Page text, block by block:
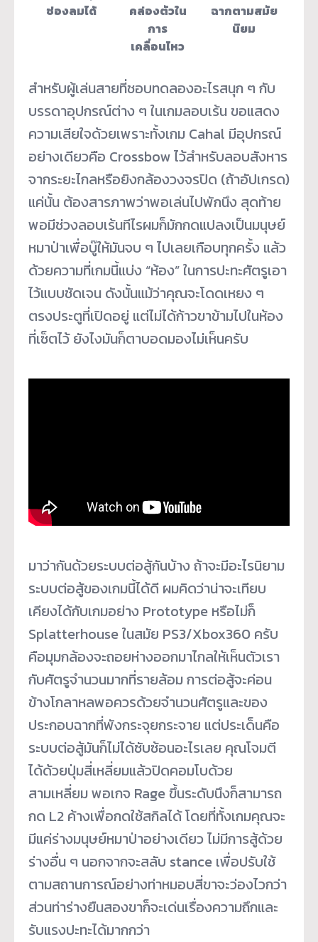
ช่องลมได้
คล่องตัวใน
การ
เคลื่อนไหว
ฉากตามสมัย
นิยม
สำหรับผู้เล่นสายที่ชอบทดลองอะไรสนุก ๆ กับ
บรรดาอุปกรณ์ต่าง ๆ ในเกมลอบเร้น ขอแสดง
ความเสียใจด้วยเพราะทั้งเกม Cahal มีอุปกรณ์
อย่างเดียวคือ Crossbow ไว้สำหรับลอบสังหาร
จากระยะไกลหรือยิงกล้องวงจรปิด (ถ้าอัปเกรด)
แค่นั้น ต้องสารภาพว่าพอเล่นไปพักนึง สุดท้าย
พอมีช่วงลอบเร้นทีไรผมก็มักกดแปลงเป็นมนุษย์
หมาป่าเพื่อบู๊ให้มันจบ ๆ ไปเลยเกือบทุกครั้ง แล้ว
ด้วยความที่เกมนี้แบ่ง “ห้อง” ในการปะทะศัตรูเอา
ไว้แบบชัดเจน ดังนั้นแม้ว่าคุณจะโดดเหยง ๆ
ตรงประตูที่เปิดอยู่ แต่ไม่ได้ก้าวขาข้ามไปในห้อง
ที่เซ็ตไว้ ยังไงมันก็ตาบอดมองไม่เห็นครับ
มาว่ากันด้วยระบบต่อสู้กันบ้าง ถ้าจะมีอะไรนิยาม
ระบบต่อสู้ของเกมนี้ได้ดี ผมคิดว่าน่าจะเทียบ
เคียงได้กับเกมอย่าง Prototype หรือไม่ก็
Splatterhouse ในสมัย PS3/Xbox360 ครับ
คือมุมกล้องจะถอยห่างออกมาไกลให้เห็นตัวเรา
กับศัตรูจำนวนมากที่รายล้อม การต่อสู้จะค่อน
ข้างโกลาหลพอควรด้วยจำนวนศัตรูและของ
ประกอบฉากที่พังกระจุยกระจาย แต่ประเด็นคือ
ระบบต่อสู้มันก็ไม่ได้ซับซ้อนอะไรเลย คุณโจมตี
ได้ด้วยปุ่มสี่เหลี่ยมแล้วปิดคอมโบด้วย
สามเหลี่ยม พอเกจ Rage ขึ้นระดับนึงก็สามารถ
กด L2 ค้างเพื่อกดใช้สกิลได้ โดยที่ทั้งเกมคุณจะ
มีแค่ร่างมนุษย์หมาป่าอย่างเดียว ไม่มีการสู้ด้วย
ร่างอื่น ๆ นอกจากจะสลับ stance เพื่อปรับใช้
ตามสถานการณ์อย่างท่าหมอบสี่ขาจะว่องไวกว่า
ส่วนท่าร่างยืนสองขาก็จะเด่นเรื่องความถึกและ
รับแรงปะทะได้มากกว่า